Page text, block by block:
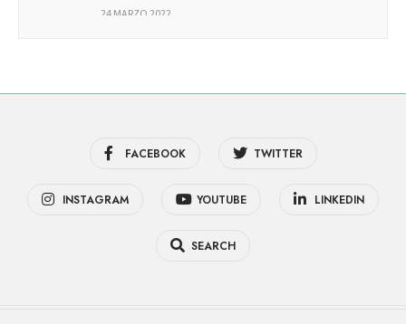
24 MARZO 2022
FACEBOOK TWITTER
INSTAGRAM YOUTUBE LINKEDIN
SEARCH